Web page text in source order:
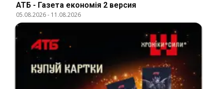
АТБ - Газета економія 2 версия
05.08.2026- 11.08.2026